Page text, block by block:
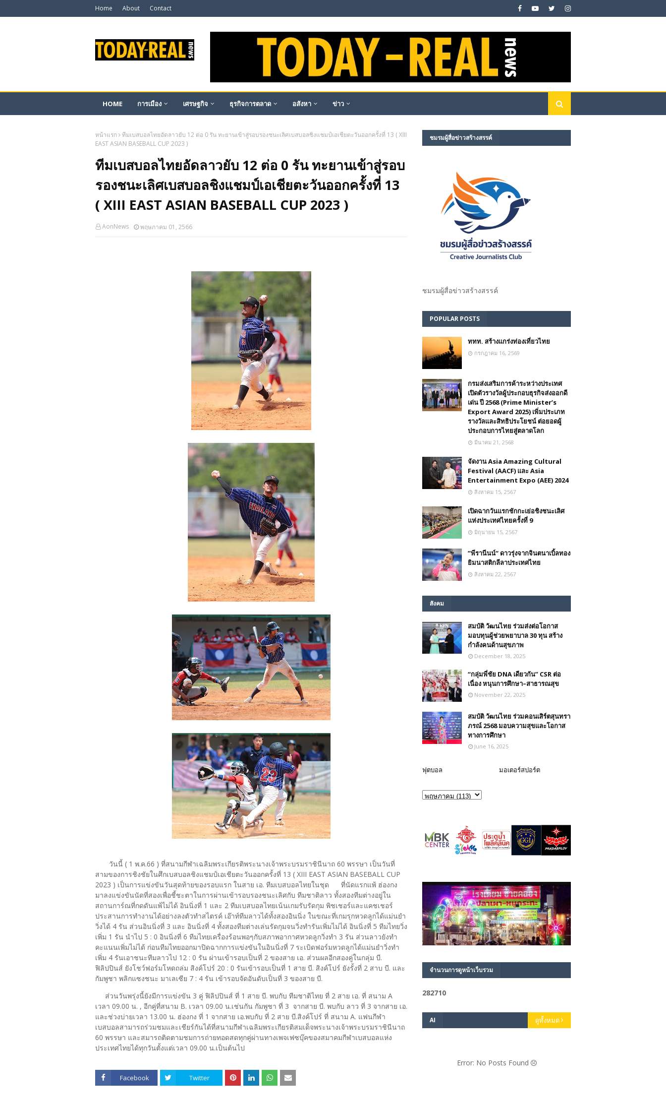
Home About Contact
HOME การเมือง เศรษฐกิจ ธุรกิจการตลาด อสังหา ข่าว
หน้าแรก ทีมเบสบอลไทยอัดลาวยับ 12 ต่อ 0 รัน ทะยานเข้าสู่รอบรองชนะเลิศเบสบอลชิงแชมป์เอเชียตะวันออกครั้งที่ 13 ( XIII
EAST ASIAN BASEBALL CUP 2023 )
ทีมเบสบอลไทยอัดลาวยับ 12 ต่อ 0 รัน ทะยานเข้าสู่รอบ
รองชนะเลิศเบสบอลชิงแชมป์เอเชียตะวันออกครั้งที่ 13
( XIII EAST ASIAN BASEBALL CUP 2023 )
AonNews พฤษภาคม 01, 2566
วันนี้ ( 1 พ.ค.66 ) ที่สนามกีฬาเฉลิมพระเกียรติพระนางเจ้าพระบรมราชินีนาถ 60 พรรษา เป็นวันที่
สามของการชิงชัยในศึกเบสบอลชิงแชมป์เอเชียตะวันออกครั้งที่ 13 ( XIII EAST ASIAN BASEBALL CUP
2023 ) เป็นการแข่งขันวันสุดท้ายของรอบแรก ในสาย เอ. ทีมเบสบอลไทยในชุด ที่นัดแรกแพ้ ฮ่องกง
มาลงแข่งขันนัดที่สองเพื่อชี้ชะตาในการผ่านเข้ารอบรองชนะเลิศกับ ทีมชาติลาว ทั้งสองทีมต่างอยู่ใน
สถานการ์ณที่กดดันแพ้ไม่ได้ อินนิ่งที่ 1 และ 2 ทีมเบสบอลไทยเน้นเกมรับรัดกุม พิชเชอร์และแคชเชอร์
ประสานการทำงานได้อย่างลงตัวทำสไตรค์ เอ๊าท์ทีมลาวได้ทั้งสองอินนิ่ง ในขณะที่เกมรุกหวดลูกได้แม่นยำ
วิ่งได้ 4 รัน ส่วนอินนิ่งที่ 3 และ อินนิ่งที่ 4 ทั้งสองทีมต่างเล่นรัดกุมจนวิ่งทำรันเพิ่มไม่ได้ อินนิ่งที่ 5 ทีมไทยวิ่ง
เพิ่ม 1 รัน นำไป 5 : 0 อินนิ่งที่ 6 ทีมไทยเครื่องร้อนพอๆกับสภาพอากาศหวดลูกวิ่งทำ 3 รัน ส่วนลาวยังทำ
คะแนนเพิ่มไม่ได้ ก่อนทีมไทยออกมาปิดฉากการแข่งขันในอินนิ่งที่ 7 ระเบิดฟอร์มหวดลูกได้แม่นยำวิ่งทำ
เพิ่ม 4 รันเอาชนะทีมลาวไป 12 : 0 รัน ผ่านเข้ารอบเป็นที่ 2 ของสาย เอ. ส่วนผลอีกสองคู่ในกลุ่ม บี.
ฟิลิปปินส์ ยังโชว์ฟอร์มโหดถล่ม สิงค์โปร์ 20 : 0 รันเข้ารอบเป็นที่ 1 สาย บี. สิงค์โปร์ ยังรั้งที่ 2 สาบ บี. และ
กัมพูชา พลิกแซงชนะ มาเลเซีย 7 : 4 รัน เข้ารอบจัดอันดับเป็นที่ 3 ของสาย บี.
ส่วนวันพรุ่งนี้ยังมีการแข่งขัน 3 คู่ ฟิลิปปินส์ ที่ 1 สาย บี. พบกับ ทีมชาติไทย ที่ 2 สาย เอ. ที่ สนาม A
เวลา 09.00 น. , อีกคู่ที่สนาม B. เวลา 09.00 น.เช่นกัน กัมพูชา ที่ 3 จากสาย บี. พบกับ ลาว ที่ 3 จากสาย เอ.
และช่วงบ่ายเวลา 13.00 น. ฮ่องกง ที่ 1 จากสาย เอ.พบกับ ที่ 2 สาย บี.สิงค์โปร์ ที่ สนาม A. แฟนกีฬา
เบสบอลสามารถร่วมชมและเชียร์กันได้ที่สนามกีฬาเฉลิมพระเกียรติสมเด็จพระนางเจ้าพระบรมราชินีนาถ
60 พรรษา และสมารถติดตามชมการถ่ายทอดสดทุกคู่ผ่านทางเพจเฟซบุ๊คของสมาคมกีฬาเบสบอลแห่ง
ประเทศไทยได้ทุกวันตั้งแต่เวลา 09.00 น.เป็นต้นไป
Facebook Twitter
ชมรม​ผู้สื่อข่าวสร้างสรรค์​
ชมรม​ผู้สื่อข่าวสร้างสรรค์​
POPULAR POSTS
ททท. สร้างแกร่งท่องเที่ยวไทย
กรกฎาคม 16, 2569
กรมส่งเสริมการค้าระหว่างประเทศ
เปิดตัวรางวัลผู้ประกอบธุรกิจส่งออกดี
เด่น ปี 2568 (Prime Minister’s
Export Award 2025) เพิ่มประเภท
รางวัลและสิทธิประโยชน์ ต่อยอดผู้
ประกอบการไทยสู่ตลาดโลก
มีนาคม 21, 2568
จัดงาน Asia Amazing Cultural
Festival (AACF) และ Asia
Entertainment Expo (AEE) 2024
สิงหาคม 15, 2567
เปิดฉากวันแรกชักกะเย่อชิงชนะเลิศ
แห่งประเทศไทยครั้งที่ 9
มิถุนายน 15, 2567
”พีรานีนน์“​ ดาวรุ่งจากจินตนาเบิ้ลทอง
ยิมนาสติกลีลาประเทศไทย
สิงหาคม 22, 2567
สังคม
สมบัติ วัฒนไทย ร่วมส่งต่อโอกาส
มอบทุนผู้ช่วยพยาบาล 30 ทุน สร้าง
กำลังคนด้านสุขภาพ
December 18, 2025
“กลุ่มพี่ชัย DNA เดียวกัน” CSR ต่อ
เนื่อง หนุนการศึกษา–สาธารณสุข
November 22, 2025
สมบัติ วัฒนไทย ร่วมคอนเสิร์ตสุนทรา
ภรณ์ 2568 มอบความสุขและโอกาส
ทางการศึกษา
June 16, 2025
ฟุตบอล มอเตอร์สปอร์ต
จำนวนการดูหน้าเว็บรวม
282710
AI ดูทั้งหมด
Error: No Posts Found